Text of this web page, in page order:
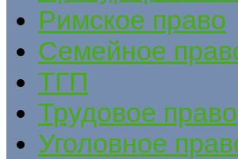
Римское право
Семейное
ТГП
Трудовое право
Уголовное